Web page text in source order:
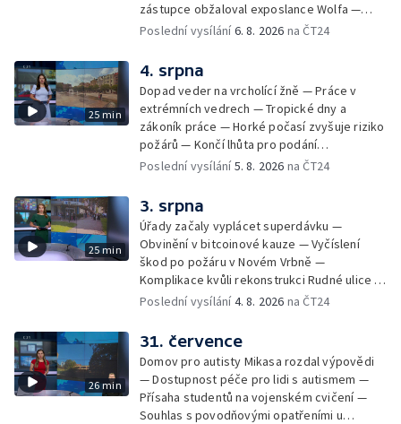
zástupce obžaloval exposlance Wolfa —
Péče o hospodářská zvířata ve vedrech —
depozitu Vlastivědného muzea Olomouc —
Zakládání nových dětských skupin — Výběr
ze sociálních sítí Události Ostrava — Tresty
pro fotbalisty za korupci — Po stopách
Gebharda Blüchera
Poslední vysílání6. 8. 2026 na ČT24
25 min
4. srpna
Dopad veder na vrcholící žně — Práce v
extrémních vedrech — Tropické dny a
zákoník práce — Horké počasí zvyšuje riziko
požárů — Končí lhůta pro podání
kandidátních listin — Končí lhůta pro podání
rozsudek v lihové kauze — Výročí
zavraždění Václava III. v Olomouci — Těžba
unikátní rašeliny pro lázně v Karlově
Studánce — Výběr ze sociálních sítí ČT —
Nový program pro léčbu obezity —
Olomoucké (nejen) shakespearovské léto
Poslední vysílání5. 8. 2026 na ČT24
25 min
3. srpna
Úřady začaly vyplácet superdávku —
Obvinění v bitcoinové kauze — Vyčíslení
škod po požáru v Novém Vrbně —
Komplikace kvůli rekonstrukci Rudné ulice —
Nárůst zájmu o klimatizace — Výluka vlaků
Protipovodňová opatření v Troubkách —
Zájem o bydlení na vysokoškolskýc kolejích
— Vrcholí sklizeň levandulí
Poslední vysílání4. 8. 2026 na ČT24
26 min
31. července
Domov pro autisty Mikasa rozdal výpovědi
— Dostupnost péče pro lidi s autismem —
Přísaha studentů na vojenském cvičení —
Souhlas s povodňovými opatřeními u